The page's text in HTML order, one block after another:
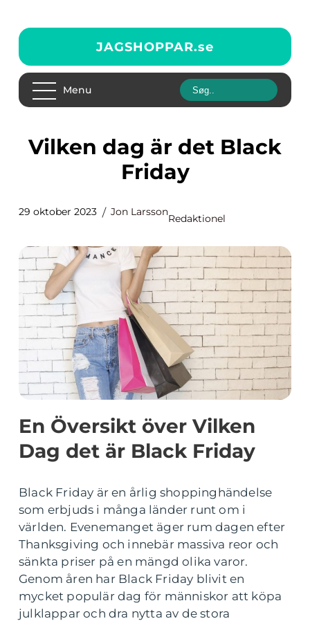
JAGSHOPPAR.se
Menu
Vilken dag är det Black
Friday
29 oktober 2023 Jon Larsson
Redaktionel
En Översikt över Vilken
Dag det är Black Friday
Black Friday är en årlig shoppinghändelse
som erbjuds i många länder runt om i
världen. Evenemanget äger rum dagen efter
Thanksgiving och innebär massiva reor och
sänkta priser på en mängd olika varor.
Genom åren har Black Friday blivit en
mycket populär dag för människor att köpa
julklappar och dra nytta av de stora